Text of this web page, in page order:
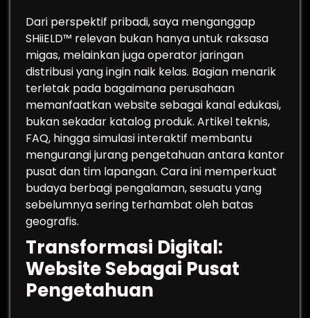
Dari perspektif pribadi, saya menganggap
SHiiELD™ relevan bukan hanya untuk raksasa
migas, melainkan juga operator jaringan
distribusi yang ingin naik kelas. Bagian menarik
terletak pada bagaimana perusahaan
memanfaatkan website sebagai kanal edukasi,
bukan sekadar katalog produk. Artikel teknis,
FAQ, hingga simulasi interaktif membantu
mengurangi jurang pengetahuan antara kantor
pusat dan tim lapangan. Cara ini memperkuat
budaya berbagi pengalaman, sesuatu yang
sebelumnya sering terhambat oleh batas
geografis.
Transformasi Digital:
Website Sebagai Pusat
Pengetahuan